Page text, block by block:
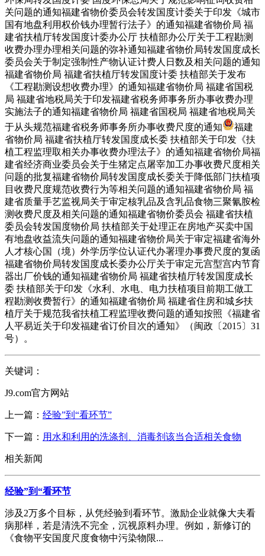
关问题的通知福建省物价委员会转发国度计委关于印发《城市
国有地盘利用权价钱办理暂行法子》的通知福建省物价局 福
建省扶植厅转发国度计委办公厅 扶植部办公厅关于工程勘测
收费办理办理相关问题的弥补通知福建省物价局转发国度成长
委员会关于制定强制性产物认证计费人日数及相关问题的通知
福建省物价局 福建省扶植厅转发国度计委 扶植部关于发布
《工程勘测设想收费办理》的通知福建省物价局 福建省国税
局 福建省地税局关于印发福建省税务师事务所办事收费办理
实施法子的通知福建省物价局 福建省国税局 福建省地税局关
于从头规范福建省税务师事务所办事收费尺度的通知
福建
省物价局 福建省扶植厅转发国度成长委 扶植部关于印发《扶
植工程监理取相关办事收费办理法子》的通知福建省物价局福
建省经济商业委员会关于生猪定点屠宰加工办事收费尺度相关
问题的批复福建省物价局转发国度成长委关于降低部门扶植项
目收费尺度规范收费行为等相关问题的通知福建省物价局 福
建省质量手艺监视局关于审定核乳品及含乳品食物三聚氰胺检
测收费尺度及相关问题的通知福建省物价委员会 福建省扶植
委员会转发国度物价局 扶植部关于处理正在房地产买卖中国
有地盘收益流失问题的通知福建省物价局关于审定福建省海外
人才核心国（境）外学历学位认证代办署理办事费尺度的复函
福建省物价局转发国度成长委办公厅关于审定元宫型宫内节育
器出厂价钱的通知福建省物价局 福建省扶植厅转发国度成长
委 扶植部关于印发《水利、水电、电力扶植项目前期工做工
程勘测收费暂行》的通知福建省物价局 福建省住房和城乡扶
植厅关于规范我省扶植工程监理收费问题的通知按照《福建省
人平易近关于印发福建省订价目次的通知》（闽政〔2015〕31
号）。
关键词：
J9.com官方网站
上一篇： 经验”到“看环节”
下一篇： 用水和利用的洗涤剂、消毒剂该当合适相关食物
相关新闻
经验”到“看环节
涉及2万多个目标，从凭经验到看环节。激励企业就像大夫看
病那样，若是清洗不完全，沉视原料办理。例如，新修订的
《食物平安国度尺度食物中污染物限...